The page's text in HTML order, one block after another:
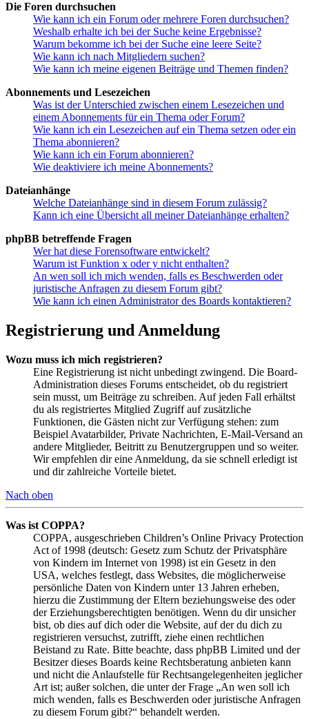
Die Foren durchsuchen
Wie kann ich ein Forum oder mehrere Foren durchsuchen?
Weshalb erhalte ich bei der Suche keine Ergebnisse?
Warum bekomme ich bei der Suche eine leere Seite?
Wie kann ich nach Mitgliedern suchen?
Wie kann ich meine eigenen Beiträge und Themen finden?
Abonnements und Lesezeichen
Was ist der Unterschied zwischen einem Lesezeichen und
einem Abonnements für ein Thema oder Forum?
Wie kann ich ein Lesezeichen auf ein Thema setzen oder ein
Thema abonnieren?
Wie kann ich ein Forum abonnieren?
Wie deaktiviere ich meine Abonnements?
Dateianhänge
Welche Dateianhänge sind in diesem Forum zulässig?
Kann ich eine Übersicht all meiner Dateianhänge erhalten?
phpBB betreffende Fragen
Wer hat diese Forensoftware entwickelt?
Warum ist Funktion x oder y nicht enthalten?
An wen soll ich mich wenden, falls es Beschwerden oder
juristische Anfragen zu diesem Forum gibt?
Wie kann ich einen Administrator des Boards kontaktieren?
Registrierung und Anmeldung
Wozu muss ich mich registrieren?
Eine Registrierung ist nicht unbedingt zwingend. Die Board-
Administration dieses Forums entscheidet, ob du registriert
sein musst, um Beiträge zu schreiben. Auf jeden Fall erhältst
du als registriertes Mitglied Zugriff auf zusätzliche
Funktionen, die Gästen nicht zur Verfügung stehen: zum
Beispiel Avatarbilder, Private Nachrichten, E-Mail-Versand an
andere Mitglieder, Beitritt zu Benutzergruppen und so weiter.
Wir empfehlen dir eine Anmeldung, da sie schnell erledigt ist
und dir zahlreiche Vorteile bietet.
Nach oben
Was ist COPPA?
COPPA, ausgeschrieben Children’s Online Privacy Protection
Act of 1998 (deutsch: Gesetz zum Schutz der Privatsphäre
von Kindern im Internet von 1998) ist ein Gesetz in den
USA, welches festlegt, dass Websites, die möglicherweise
persönliche Daten von Kindern unter 13 Jahren erheben,
hierzu die Zustimmung der Eltern beziehungsweise des oder
der Erziehungsberechtigten benötigen. Wenn du dir unsicher
bist, ob dies auf dich oder die Website, auf der du dich zu
registrieren versuchst, zutrifft, ziehe einen rechtlichen
Beistand zu Rate. Bitte beachte, dass phpBB Limited und der
Besitzer dieses Boards keine Rechtsberatung anbieten kann
und nicht die Anlaufstelle für Rechtsangelegenheiten jeglicher
Art ist; außer solchen, die unter der Frage „An wen soll ich
mich wenden, falls es Beschwerden oder juristische Anfragen
zu diesem Forum gibt?“ behandelt werden.